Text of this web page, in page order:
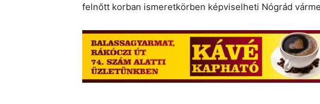
felnőtt korban ismeretkörben képviselheti Nógrád